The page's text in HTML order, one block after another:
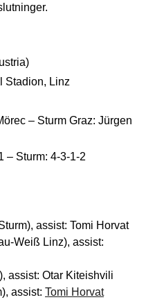
Stadion, Linz
– Sturm Graz: Jürgen
– Sturm: 4-3-1-2
assist: Tomi Horvat
Weiß Linz), assist:
assist: Otar Kiteishvili
assist: Tomi Horvat